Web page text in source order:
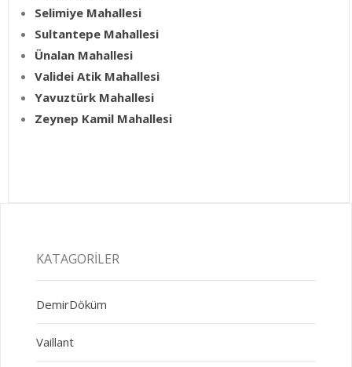
Selimiye Mahallesi
Sultantepe Mahallesi
Ünalan Mahallesi
Validei Atik Mahallesi
Yavuztürk Mahallesi
Zeynep Kamil Mahallesi
KATAGORILER
DemirDöküm
Vaillant